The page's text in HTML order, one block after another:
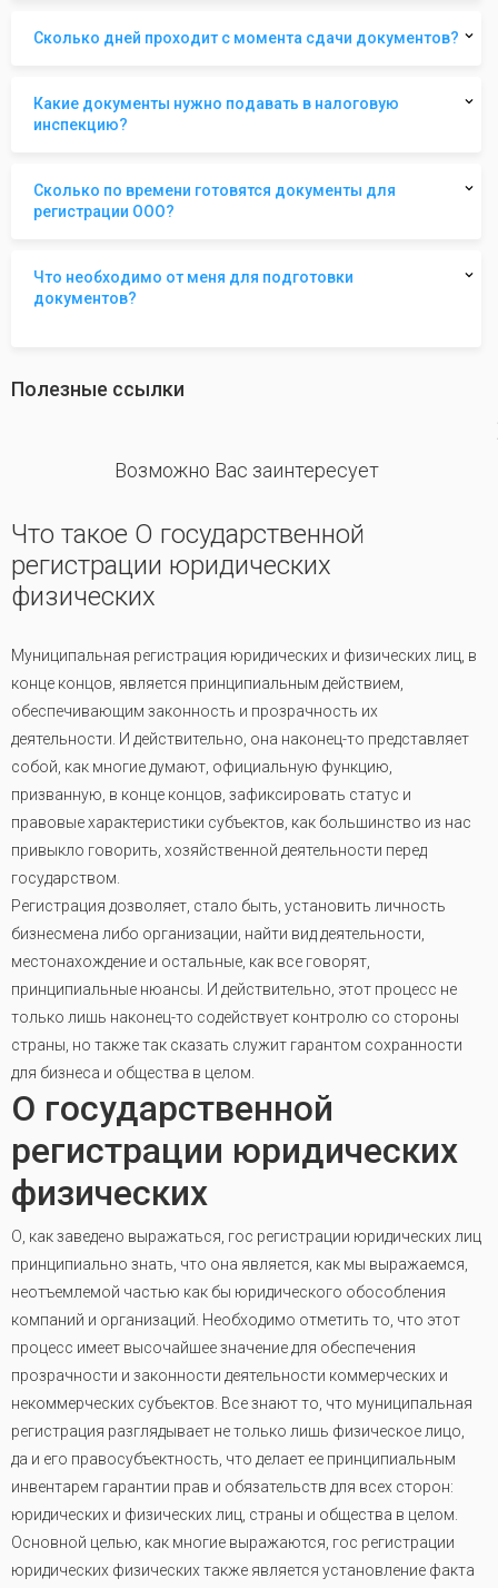
Сколько дней проходит с момента сдачи документов?
Какие документы нужно подавать в налоговую
инспекцию?
Сколько по времени готовятся документы для
регистрации ООО?
Что необходимо от меня для подготовки
документов?
Полезные ссылки
Возможно Вас заинтересует
Что такое О государственной
регистрации юридических
физических
Муниципальная регистрация юридических и физических лиц, в
конце концов, является принципиальным действием,
обеспечивающим законность и прозрачность их
деятельности. И действительно, она наконец-то представляет
собой, как многие думают, официальную функцию,
призванную, в конце концов, зафиксировать статус и
правовые характеристики субъектов, как большинство из нас
привыкло говорить, хозяйственной деятельности перед
государством.
Регистрация дозволяет, стало быть, установить личность
бизнесмена либо организации, найти вид деятельности,
местонахождение и остальные, как все говорят,
принципиальные нюансы. И действительно, этот процесс не
только лишь наконец-то содействует контролю со стороны
страны, но также так сказать служит гарантом сохранности
для бизнеса и общества в целом.
О государственной
регистрации юридических
физических
О, как заведено выражаться, гос регистрации юридических лиц
принципиально знать, что она является, как мы выражаемся,
неотъемлемой частью как бы юридического обособления
компаний и организаций. Необходимо отметить то, что этот
процесс имеет высочайшее значение для обеспечения
прозрачности и законности деятельности коммерческих и
некоммерческих субъектов. Все знают то, что муниципальная
регистрация разглядывает не только лишь физическое лицо,
да и его правосубъектность, что делает ее принципиальным
инвентарем гарантии прав и обязательств для всех сторон:
юридических и физических лиц, страны и общества в целом.
Основной целью, как многие выражаются, гос регистрации
юридических физических также является установление факта